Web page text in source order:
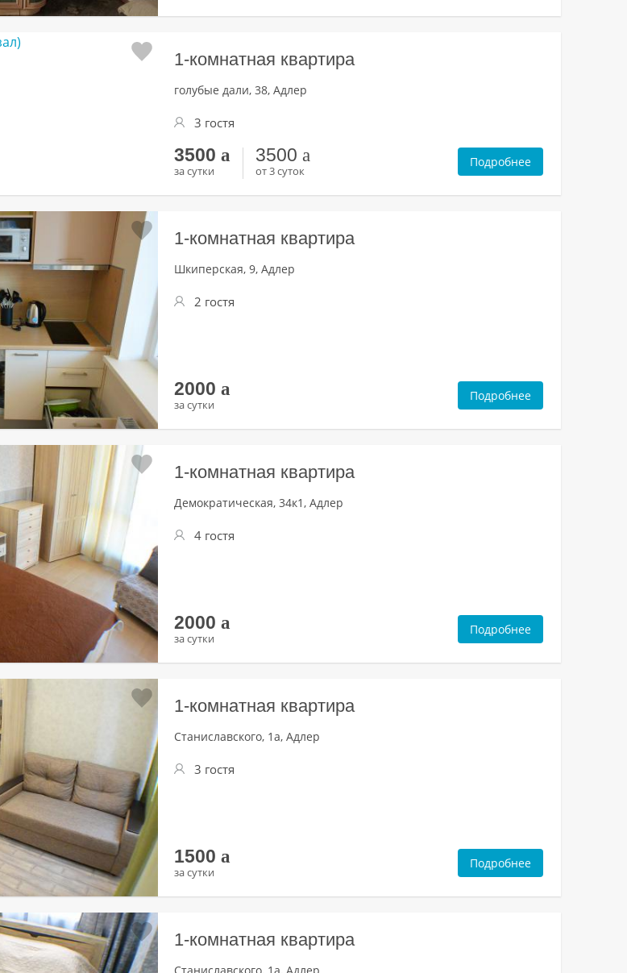
1-комнатная квартира
голубые дали, 38, Адлер
3 гостя
3500 a
за сутки
3500 a
от 3 суток
Подробнее
1-комнатная квартира
Шкиперская, 9, Адлер
2 гостя
2000 a
за сутки
Подробнее
1-комнатная квартира
Демократическая, 34к1, Адлер
4 гостя
2000 a
за сутки
Подробнее
1-комнатная квартира
Станиславского, 1а, Адлер
3 гостя
1500 a
за сутки
Подробнее
1-комнатная квартира